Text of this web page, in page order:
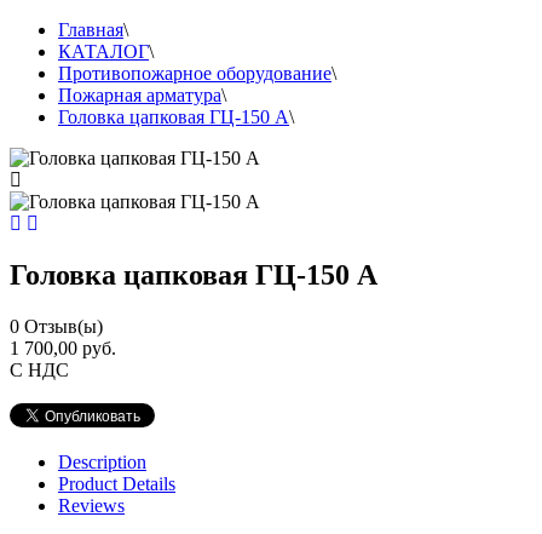
Главная\
КАТАЛОГ\
Противопожарное оборудование\
Пожарная арматура\
Головка цапковая ГЦ-150 А\
Головка цапковая ГЦ-150 А
0 Отзыв(ы)
1 700,00 руб.
С НДС
Description
Product Details
Reviews